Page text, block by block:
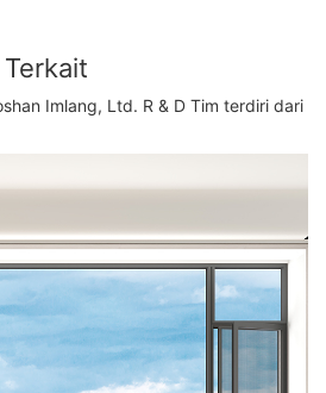
Imlang, Ltd. R & D Tim terdiri dari